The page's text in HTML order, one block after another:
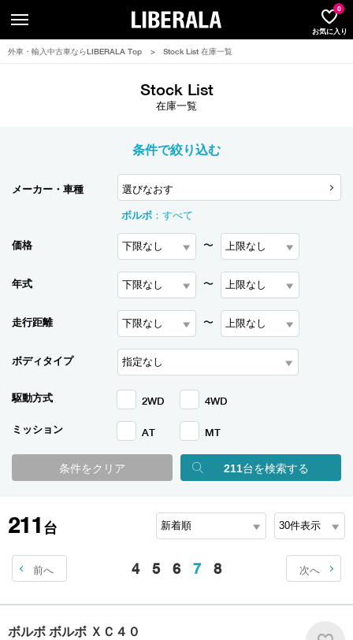
お気に入り
0
外車・輸入中古車ならLIBERALA Top > Stock List 在庫一覧
Stock List
在庫一覧
条件で絞り込む
メーカー・車種 選びなおす
ボルボ ： すべて
価格 〜
年式 〜
走行距離 〜
ボディタイプ
駆動方式 2WD 4WD
ミッション AT MT
条件をクリア 211台を検索する
211 台
前へ 4 5 6 7 8 次へ
ボルボ ボルボ ＸＣ４０